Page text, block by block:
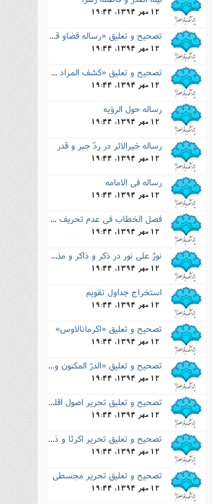
نصیریه (شیعی)
سایر فرق شیعی
12 مهر 1394, 19:44
تصحیح و تعلیق «رساله قضاو قدر» محمّد دهدار
12 مهر 1394, 19:44
تصحیح و تعلیق «کشف المراد فى شرح تجرید الاعتقاد»
12 مهر 1394, 19:44
رساله حول الرؤیه
12 مهر 1394, 19:44
رساله خیرالاثر در ردّ جبر و قدر
12 مهر 1394, 19:44
رساله فى الامامه
12 مهر 1394, 19:44
فصل الخطاب فى عدم تحریف کتاب ربّ الارباب
12 مهر 1394, 19:44
نورٌ على نور در ذکر و ذاکر و مذکور
12 مهر 1394, 19:44
استخراج جداول تقویم
12 مهر 1394, 19:44
تصحیح و تعلیق «اکرمانالاوس»
12 مهر 1394, 19:44
تصحیح و تعلیق «الدرّ المکنون و الجوهر المصون»
12 مهر 1394, 19:44
تصحیح و تعلیق تحریر اصول اقلیدس در حساب و هندسه
12 مهر 1394, 19:44
تصحیح و تعلیق تحریر اکرثا و ذوسیوس
12 مهر 1394, 19:44
تصحیح و تعلیق تحریر مجسطى
12 مهر 1394, 19:44